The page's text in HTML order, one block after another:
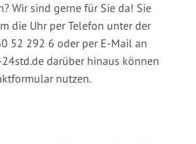
Wir sind gerne für Sie da! Sie
die Uhr per Telefon unter der
52 292 6 oder per E-Mail an
darüber hinaus können
nutzen.